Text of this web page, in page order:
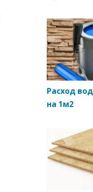
Расход
на 1м2